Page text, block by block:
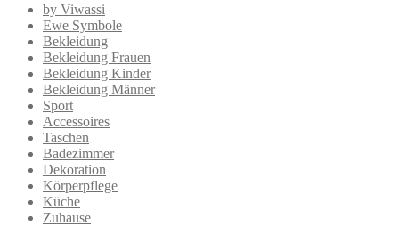
by Viwassi
Ewe Symbole
Bekleidung
Bekleidung Frauen
Bekleidung Kinder
Bekleidung Männer
Sport
Accessoires
Taschen
Badezimmer
Dekoration
Körperpflege
Küche
Zuhause